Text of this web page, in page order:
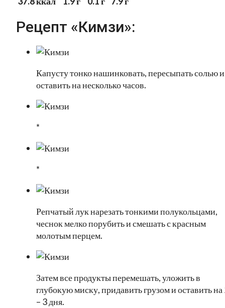
Рецепт «Кимзи»:
Капусту тонко нашинковать, пересыпать солью и
оставить на несколько часов.
*
*
Репчатый лук нарезать тонкими полукольцами,
чеснок мелко порубить и смешать с красным
молотым перцем.
Затем все продукты перемешать, уложить в
глубокую миску, придавить грузом и оставить на
– 3 дня.